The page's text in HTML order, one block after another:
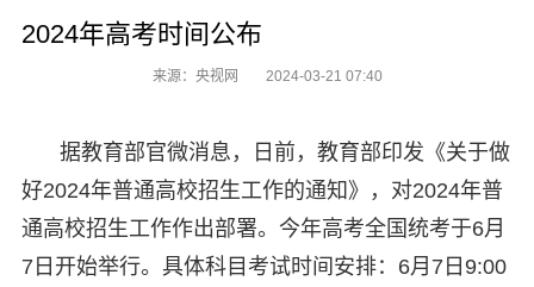
2024年高考时间公布
来源：央视网 2024-03-21 07:40
据教育部官微消息，日前，教育部印发《关于做
好2024年普通高校招生工作的通知》，对2024年普
通高校招生工作作出部署。今年高考全国统考于6月
7日开始举行。具体科目考试时间安排：6月7日9:00